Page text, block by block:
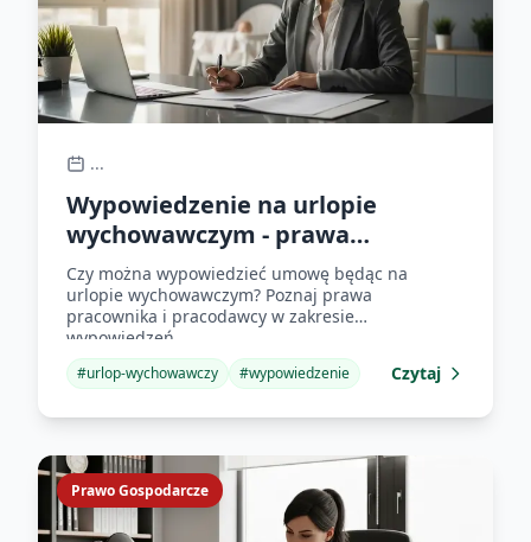
...
Wypowiedzenie na urlopie
wychowawczym - prawa
pracownika
Czy można wypowiedzieć umowę będąc na
urlopie wychowawczym? Poznaj prawa
pracownika i pracodawcy w zakresie
wypowiedzeń.
#urlop-wychowawczy #wypowiedzenie Czytaj
Prawo Gospodarcze